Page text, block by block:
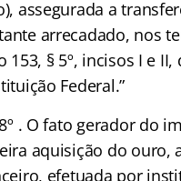
assegurada a
arrecadado, nos
153, § 5º, incisos I e II,
Federal.”
. O fato gerador do
aquisição do ouro,
efetuada por